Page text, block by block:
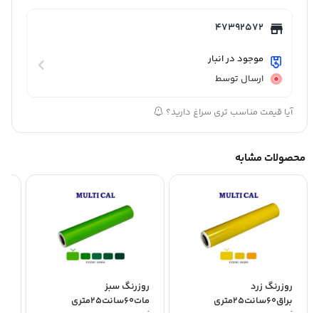
47392572
موجود در انبار
ارسال توسط
آیا قیمت مناسب تری سراغ دارید؟
محصولات مشابه
روزرنگ زرد
براق60سانت25متری
روزرنگ سبز
مات60سانت25متری